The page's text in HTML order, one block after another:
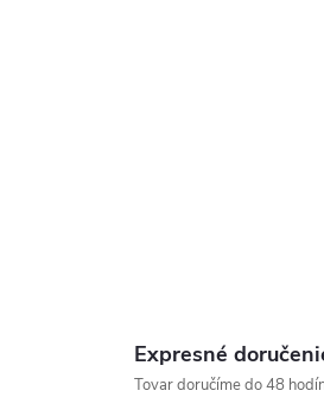
Expresné
Tovar doručíme do 48